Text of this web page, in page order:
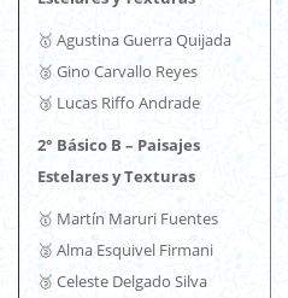
🥇 Agustina Guerra Quijada
🥈 Gino Carvallo Reyes
🥉 Lucas Riffo Andrade
2° Básico B – Paisajes
Estelares y Texturas
🥇 Martín Maruri Fuentes
🥈 Alma Esquivel Firmani
🥉 Celeste Delgado Silva